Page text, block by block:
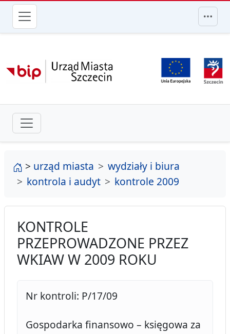
przejdź do głównego menu
strona główna
> urząd miasta
wydziały i biura
kontrola i audyt
kontrole 2009
KONTROLE
PRZEPROWADZONE PRZEZ
WKIAW W 2009 ROKU
Nr kontroli: P/17/09
Gospodarka finansowo – księgowa za